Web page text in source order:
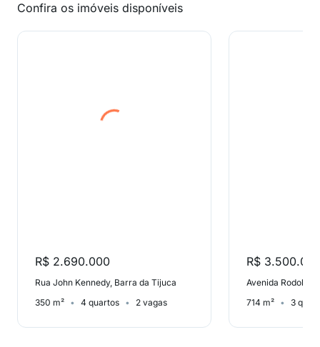
Confira os imóveis disponíveis
R$ 2.690.000
Rua John Kennedy, Barra da Tijuca
350 m²
4 quartos 2 vagas
R$
714 m² 3